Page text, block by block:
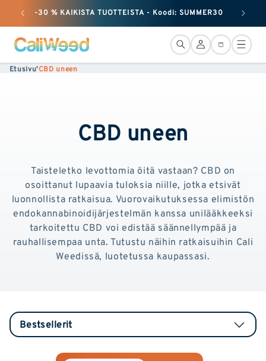
huomiotta
ja siirry
sisältöön
-30 % KAIKISTA TUOTTEISTA - Koodi: SUMMER30
YhteysKori
Etusivu'CBD uneen
CBD uneen
Taisteletko levottomia öitä vastaan? CBD on
osoittanut lupaavia tuloksia niille, jotka etsivät
luonnollista ratkaisua. Vuorovaikutuksessa elimistön
endokannabinoidijärjestelmän kanssa unilääkkeeksi
tarkoitettu CBD voi edistää säännellympää ja
rauhallisempaa unta. Tutustu näihin ratkaisuihin Cali
Weedissä, luotetussa kaupassasi.